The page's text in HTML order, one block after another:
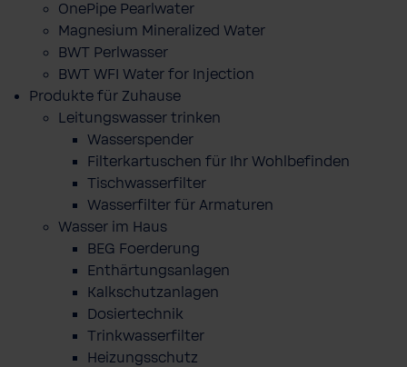
OnePipe Pearlwater
Magnesium Mineralized Water
BWT Perlwasser
BWT WFI Water for Injection
Produkte für Zuhause
Leitungswasser trinken
Wasserspender
Filterkartuschen für Ihr Wohlbefinden
Tischwasserfilter
Wasserfilter für Armaturen
Wasser im Haus
BEG Foerderung
Enthärtungsanlagen
Kalkschutzanlagen
Dosiertechnik
Trinkwasserfilter
Heizungsschutz